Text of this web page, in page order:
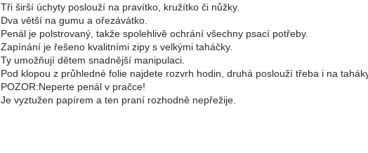
Tři širší úchyty poslouží na pravítko, kružítko či nůžky.
Dva větší na gumu a ořezávátko.
Penál je polstrovaný, takže spolehlivě ochrání všechny psací potřeby.
Zapínání je řešeno kvalitními zipy s velkými taháčky.
Ty umožňují dětem snadnější manipulaci.
Pod klopou z průhledné folie najdete rozvrh hodin, druhá poslouží třeba i na
POZOR:Neperte penál v pračce!
Je vyztužen papírem a ten praní rozhodně nepřežije.